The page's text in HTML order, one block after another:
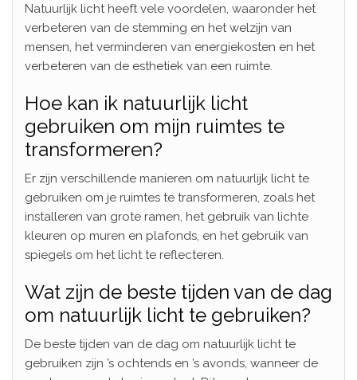
Natuurlijk licht heeft vele voordelen, waaronder het
verbeteren van de stemming en het welzijn van
mensen, het verminderen van energiekosten en het
verbeteren van de esthetiek van een ruimte.
Hoe kan ik natuurlijk licht
gebruiken om mijn ruimtes te
transformeren?
Er zijn verschillende manieren om natuurlijk licht te
gebruiken om je ruimtes te transformeren, zoals het
installeren van grote ramen, het gebruik van lichte
kleuren op muren en plafonds, en het gebruik van
spiegels om het licht te reflecteren.
Wat zijn de beste tijden van de dag
om natuurlijk licht te gebruiken?
De beste tijden van de dag om natuurlijk licht te
gebruiken zijn ’s ochtends en ’s avonds, wanneer de